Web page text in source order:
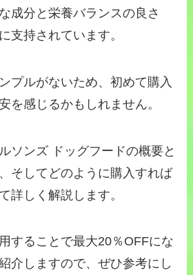
成分と栄養バランスの良さ
支持されています。
プルがないため、初めて購入
を感じるかもしれません。
ソンズ ドッグフードの概要と
そしてどのように購入すれば
詳しく解説します。
することで最大20％OFFにな
介しますので、ぜひ参考にし